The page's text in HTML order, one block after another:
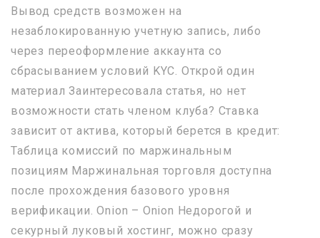
Вывод средств возможен на
незаблокированную учетную запись, либо
через переоформление аккаунта со
сбрасыванием условий KYC. Открой один
материал Заинтересовала статья, но нет
возможности стать членом клуба? Ставка
зависит от актива, который берется в кредит:
Таблица комиссий по маржинальным
позициям Маржинальная торговля доступна
после прохождения базового уровня
верификации. Onion – Onion Недорогой и
секурный луковый хостинг, можно сразу